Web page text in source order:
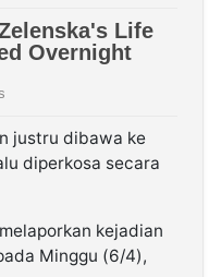
justru dibawa ke
diperkosa secara
kejadian
Minggu (6/4),